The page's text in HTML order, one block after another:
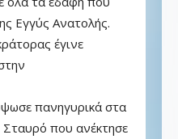
Εγγύς Ανατολής.
έγινε
πανηγυρικά στα
Σταυρό που ανέκτησε